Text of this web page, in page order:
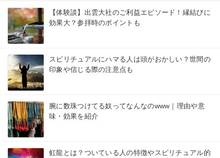
【体験談】出雲大社のご利益エピソード！縁結びに
効果大？参拝時のポイントも
スピリチュアルにハマる人は頭がおかしい？世間の
印象や信じる際の注意点も
腕に数珠つけてる奴ってなんなのwww｜理由や意
味・効果を紹介
虹龍とは？ついている人の特徴やスピリチュアル的